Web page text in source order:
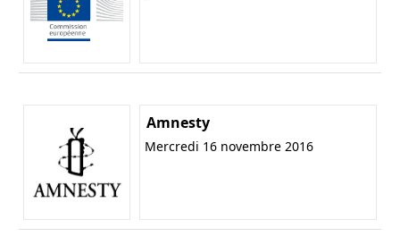
Amnesty
Mercredi 16 novembre 2016